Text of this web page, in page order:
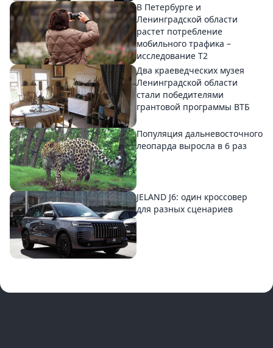
В Петербурге и
Ленинградской области
растет потребление
мобильного трафика –
исследование T2
Два краеведческих музея
Ленинградской области
стали победителями
грантовой программы ВТБ
Популяция дальневосточного
леопарда выросла в 6 раз
JELAND J6: один кроссовер
для разных сценариев